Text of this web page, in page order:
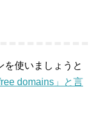
使いましょうと
domains」と言